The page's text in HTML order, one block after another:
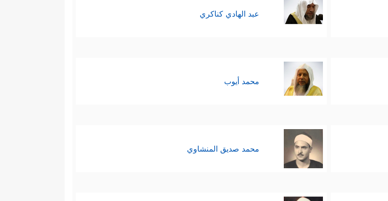
عبد الهادي كناكري
محمد أيوب
محمد صديق المنشاوي